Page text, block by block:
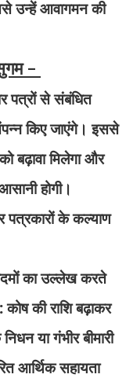
उन्हें आवागमन की
सुगम -
पत्रों से संबंधित
किए जाएंगे। इससे
को बढ़ावा मिलेगा और
होगी।
पत्रकारों के कल्याण
कदमों का उल्लेख करते
की राशि बढ़ाकर
या गंभीर बीमारी
आर्थिक सहायता